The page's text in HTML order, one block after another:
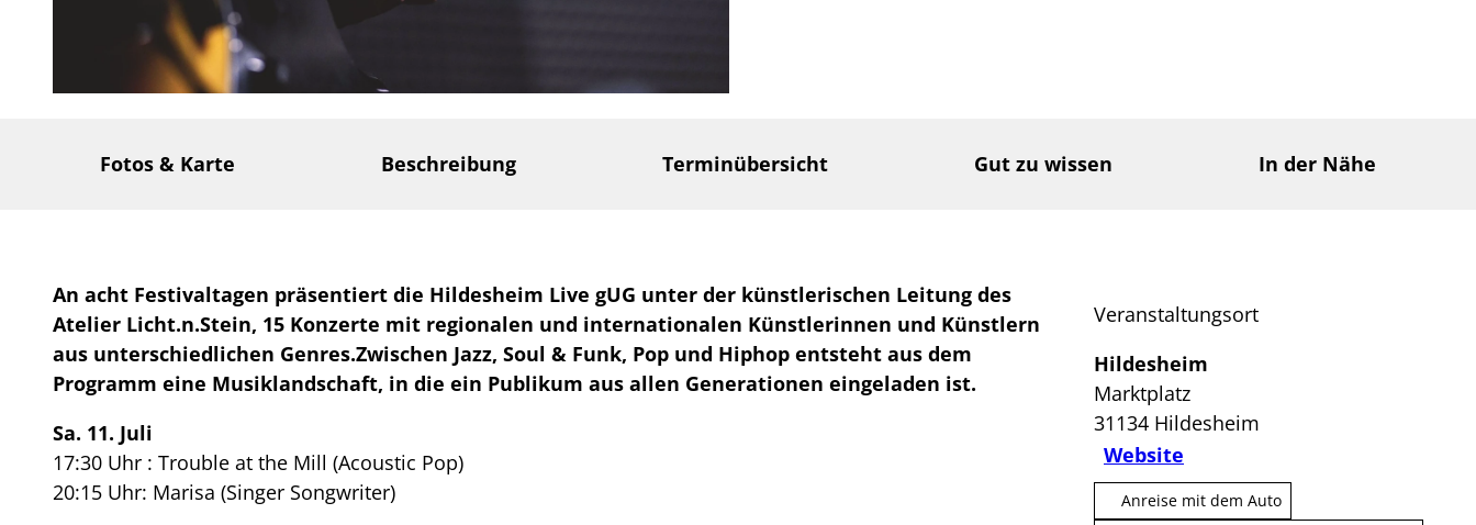
Fotos & Karte Beschreibung Terminübersicht Gut zu wissen In der Nähe
An acht Festivaltagen präsentiert die Hildesheim Live gUG unter der künstlerischen Leitung des
Atelier Licht.n.Stein, 15 Konzerte mit regionalen und internationalen Künstlerinnen und Künstlern
aus unterschiedlichen Genres.Zwischen Jazz, Soul & Funk, Pop und Hiphop entsteht aus dem
Programm eine Musiklandschaft, in die ein Publikum aus allen Generationen eingeladen ist.
Sa. 11. Juli
17:30 Uhr : Trouble at the Mill (Acoustic Pop)
20:15 Uhr: Marisa (Singer Songwriter)
Veranstaltungsort
Hildesheim
Marktplatz
31134 Hildesheim
Website
Anreise mit dem Auto